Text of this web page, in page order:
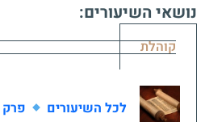
נושאי השיעורים:
קוהלת
לכל השיעורים